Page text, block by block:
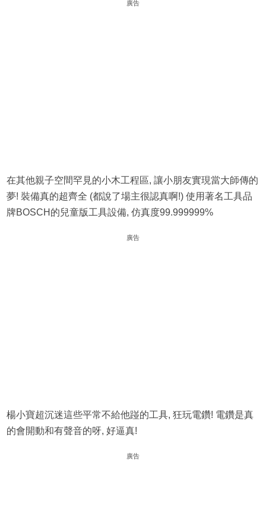
廣告
在其他親子空間罕見的小木工程區, 讓小朋友實現當大師傳的
夢! 裝備真的超齊全 (都說了場主很認真啊!) 使用著名工具品
牌BOSCH的兒童版工具設備, 仿真度99.999999%
廣告
楊小寶超沉迷這些平常不給他踫的工具, 狂玩電鑽! 電鑽是真
的會開動和有聲音的呀, 好逼真!
廣告